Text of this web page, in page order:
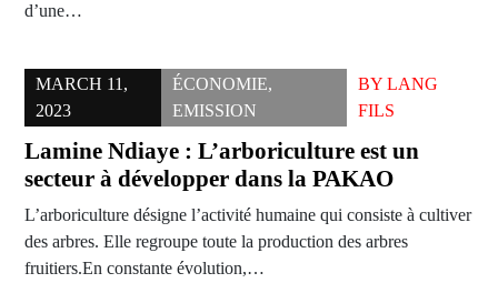
d’une…
MARCH 11,
2023
ÉCONOMIE,
EMISSION
BY LANG
FILS
Lamine Ndiaye : L’arboriculture est un
secteur à développer dans la PAKAO
L’arboriculture désigne l’activité humaine qui consiste à cultiver
des arbres. Elle regroupe toute la production des arbres
fruitiers.En constante évolution,…